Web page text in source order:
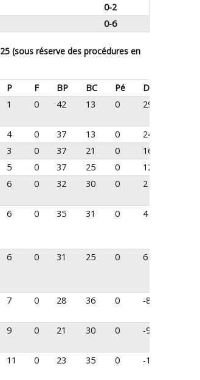
0-2
0-6
P F BP BC Pé
Dif
1 0 42 13 0 29
4 0 37 13 0
24
3 0 37 21 0
16
5 0 37 25 0
12
6 0 32 30 0 2
6 0 35 31 0 4
6 0 31 25 0 6
7 0 28 36 0 -8
9 0 21 30 0 -9
11 0 23 35 0 -12